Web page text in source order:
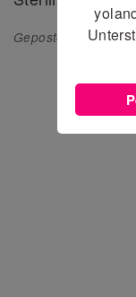
Gepostet 17 April